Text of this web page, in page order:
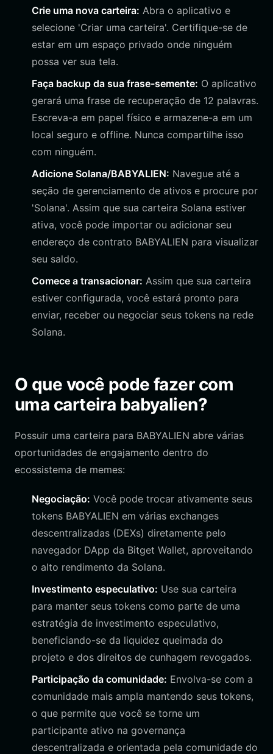
Crie uma nova carteira: Abra o aplicativo e
selecione 'Criar uma carteira'. Certifique-se de
estar em um espaço privado onde ninguém
possa ver sua tela.
Faça backup da sua frase-semente: O aplicativo
gerará uma frase de recuperação de 12 palavras.
Escreva-a em papel físico e armazene-a em um
local seguro e offline. Nunca compartilhe isso
com ninguém.
Adicione Solana/BABYALIEN: Navegue até a
seção de gerenciamento de ativos e procure por
'Solana'. Assim que sua carteira Solana estiver
ativa, você pode importar ou adicionar seu
endereço de contrato BABYALIEN para visualizar
seu saldo.
Comece a transacionar: Assim que sua carteira
estiver configurada, você estará pronto para
enviar, receber ou negociar seus tokens na rede
Solana.
O que você pode fazer com
uma carteira babyalien?
Possuir uma carteira para BABYALIEN abre várias
oportunidades de engajamento dentro do
ecossistema de memes:
Negociação: Você pode trocar ativamente seus
tokens BABYALIEN em várias exchanges
descentralizadas (DEXs) diretamente pelo
navegador DApp da Bitget Wallet, aproveitando
o alto rendimento da Solana.
Investimento especulativo: Use sua carteira
para manter seus tokens como parte de uma
estratégia de investimento especulativo,
beneficiando-se da liquidez queimada do
projeto e dos direitos de cunhagem revogados.
Participação da comunidade: Envolva-se com a
comunidade mais ampla mantendo seus tokens,
o que permite que você se torne um
participante ativo na governança
descentralizada e orientada pela comunidade do